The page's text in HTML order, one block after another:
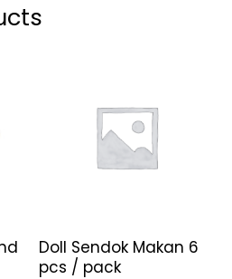
Doll Sendok Makan 6
pcs / pack